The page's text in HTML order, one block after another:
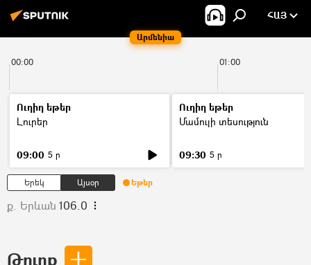
Արմենիա
ՀԱՅ
00:00 01:00
Ուղիղ եթեր
Լուրեր
09:00 5 ր
Ուղիղ եթեր
Մամուլի տեսություն
09:30 5 ր
Երեկ Այսօր Եթեր
ք. Երևան 106.0
Թուրք